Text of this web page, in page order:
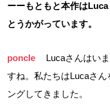
ーーもともと本作は
とうかがっています。
poncle
Lucaさんはい
すね。私たちはLucaさ
ングしてきました。